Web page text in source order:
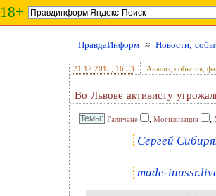
18+
ПравдаИнформ ≈ Новости,
21.12.2015 , 16:53 Анализ, события,
Во Львове активисту
Галичане , Могилизация ,
Сергей
made-